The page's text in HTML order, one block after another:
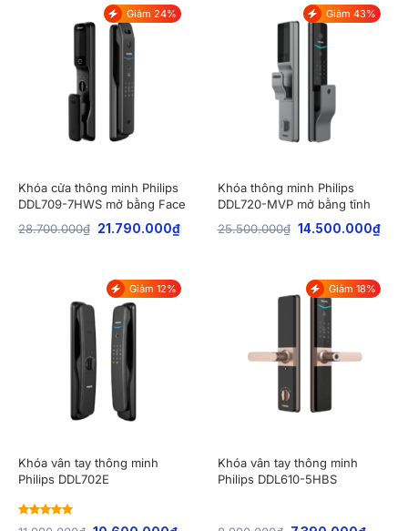
Giảm 24%
Khóa cửa thông minh Philips
DDL709-7HWS mở bằng Face
28.700.000₫ 21.790.000₫
Giảm 43%
Khóa thông minh Philips
DDL720-MVP mở bằng tĩnh
mạch lòng bàn tay
25.500.000₫ 14.500.000₫
Giảm 12%
Khóa vân tay thông minh
Philips DDL702E
Rated 5
out
Giảm 18%
Khóa vân tay thông minh
Philips DDL610-5HBS